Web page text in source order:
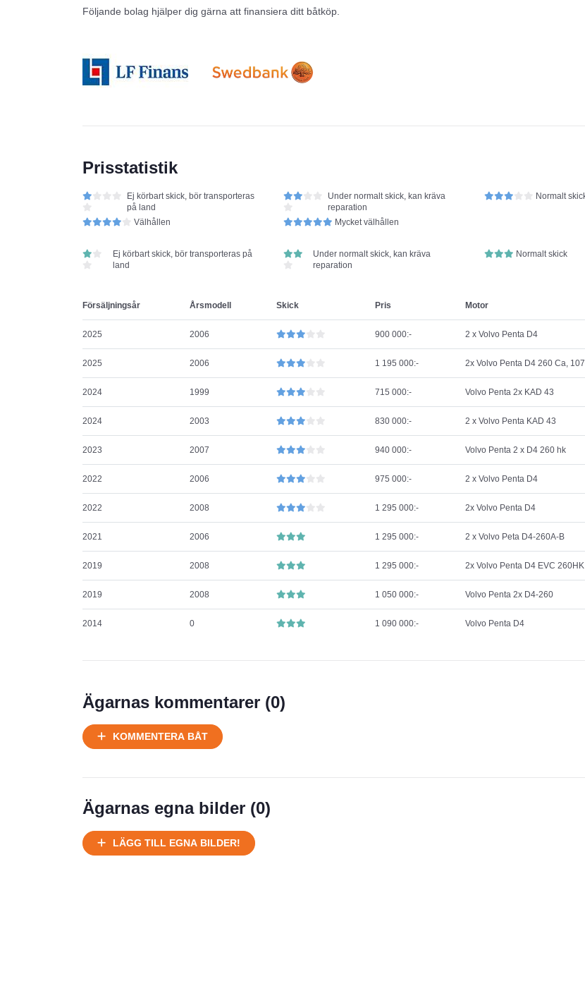
Följande bolag hjälper dig gärna att finansiera ditt båtköp.
Prisstatistik
Ej körbart skick, bör transporteras
på land
Under normalt skick, kan kräva
reparation
Normalt
Välhållen Mycket välhållen
Ej körbart skick, bör transporteras på
land
Under normalt skick, kan kräva
reparation
Normalt skick
Försäljningsår Årsmodell Skick Pris Motor
2025 2006 900 000:- 2 x Volvo Penta D4
2025 2006 1 195 000:- 2x Volvo Penta D4 260 Ca,
2024 1999 715 000:- Volvo Penta 2x KAD 43
2024 2003 830 000:- 2 x Volvo Penta KAD 43
2023 2007 940 000:- Volvo Penta 2 x D4 260 hk
2022 2006 975 000:- 2 x Volvo Penta D4
2022 2008 1 295 000:- 2x Volvo Penta D4
2021 2006 1 295 000:- 2 x Volvo Peta D4-260A-B
2019 2008 1 295 000:- 2x Volvo Penta D4 EVC 260HK
2019 2008 1 050 000:- Volvo Penta 2x D4-260
2014 0 1 090 000:- Volvo Penta D4
Ägarnas kommentarer (0)
KOMMENTERA BÅT
Ägarnas egna bilder (0)
LÄGG TILL EGNA BILDER!